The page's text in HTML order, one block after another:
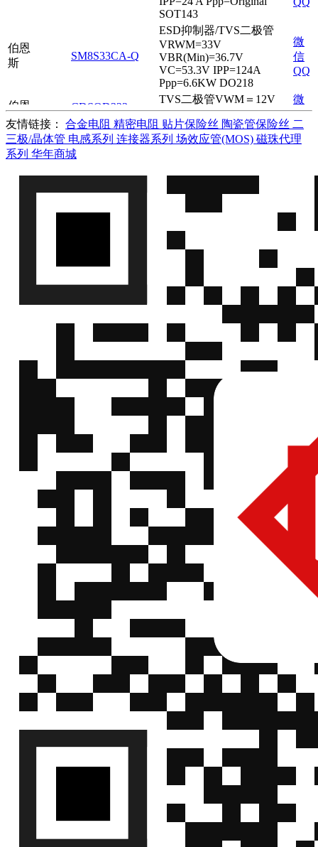
SOT143
伯恩
斯
SM8S33CA-Q
ESD抑制器/TVS二极管
VRWM=33V
VBR(Min)=36.7V
VC=53.3V IPP=124A
Ppp=6.6KW DO218
微
信
QQ
伯恩
斯
CDSOD323-
T12C
TVS二极管VWM＝12V
VC＝28.3V IPP＝11A
SOD323
微
信
QQ
友情链接： 合金电阻 精密电阻 贴片保险丝 陶瓷管保险丝 二
三极/晶体管 电感系列 连接器系列 场效应管(MOS) 磁珠代理
系列 华年商城